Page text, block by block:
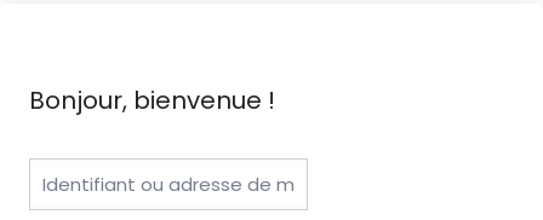
Bonjour, bienvenue !